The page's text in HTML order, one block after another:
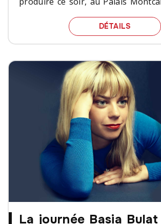
DÉTAILS LA
La journée Basia Bulat